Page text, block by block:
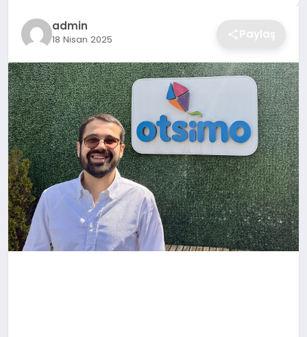
admin
18 Nisan 2025 Paylaş